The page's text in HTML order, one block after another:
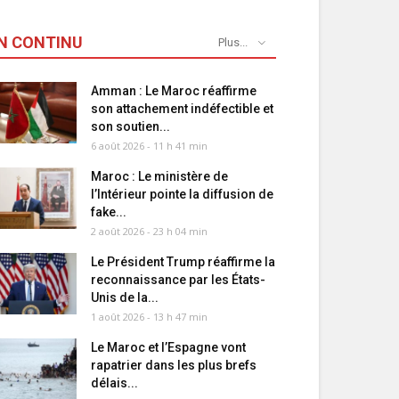
CONTINU Plus...
Amman : Le Maroc réaffirme
son attachement indéfectible et
son soutien...
6 août 2026 - 11 h 41 min
Maroc : Le ministère de
l’Intérieur pointe la diffusion de
fake...
2 août 2026 - 23 h 04 min
Le Président Trump réaffirme la
reconnaissance par les États-
Unis de la...
1 août 2026 - 13 h 47 min
Le Maroc et l’Espagne vont
rapatrier dans les plus brefs
délais...